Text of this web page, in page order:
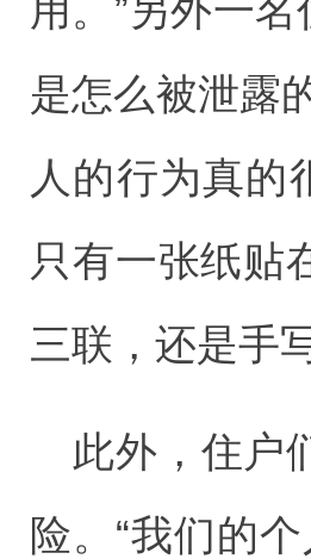
用。”另外一
是怎么被泄露
人的行为真的
只有一张纸贴
三联，还是手
此外，住户
险。“我们的